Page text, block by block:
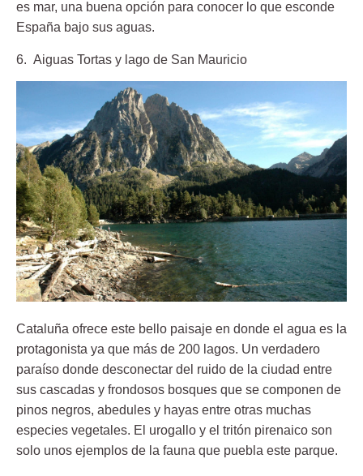
es mar, una buena opción para conocer lo que esconde
España bajo sus aguas.
6. Aiguas Tortas y lago de San Mauricio
Cataluña ofrece este bello paisaje en donde el agua es la
protagonista ya que más de 200 lagos. Un verdadero
paraíso donde desconectar del ruido de la ciudad entre
sus cascadas y frondosos bosques que se componen de
pinos negros, abedules y hayas entre otras muchas
especies vegetales. El urogallo y el tritón pirenaico son
solo unos ejemplos de la fauna que puebla este parque.